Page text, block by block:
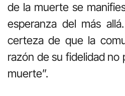
de la muerte se
esperanza del más
certeza de que la
razón de su fidelidad no
muerte”.